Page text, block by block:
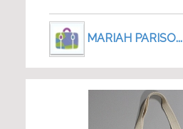
MARIAH PARISO...